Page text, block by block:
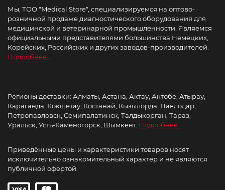
Мы, ТОО "Medical Store", специализируемся на оптово-
розничной продаже диагностического оборудования для
медицинской и ветеринарной промышленности. Являемся
официальными представителями большинства Немецких,
Корейских, Российских и других заводов-производителей.
Подробнее...
Регионы доставки: Алматы, Астана, Актау, Актобе, Атырау,
Караганда, Кокшетау, Костанай, Кызылорда, Павлодар,
Петропавловск, Семипалатинск, Талдыкорган, Тараз,
Уральск, Усть-Каменогорск, Шымкент. Подробнее..
Приведённые цены и характеристики товаров носят
исключительно ознакомительный характер и не являются
публичной офертой.